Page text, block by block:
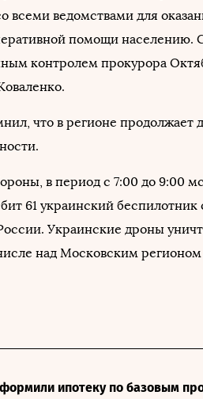
всеми ведомствами для
помощи населению.
контролем прокурора
что в регионе продолжает
в период с 7:00 до 9:00
61 украинский беспилотник
Украинские дроны
над Московским
ипотеку по базовым